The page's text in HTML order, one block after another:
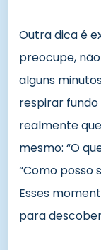
Outra dica é
preocupe,
alguns
respirar
realmente
mesmo: “O
“Como posso
Esses
para